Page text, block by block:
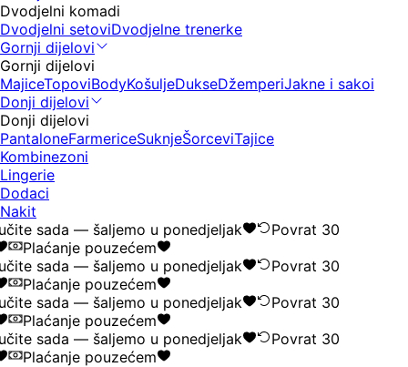
Dvodjelni komadi
Dvodjelni setoviDvodjelne trenerke
Gornji dijelovi
Gornji dijelovi
MajiceTopoviBodyKošuljeDukseDžemperiJakne i sakoi
Donji dijelovi
Donji dijelovi
PantaloneFarmericeSuknjeŠorceviTajice
Kombinezoni
Lingerie
Dodaci
Nakit
sada — šaljemo u ponedjeljak
Povrat 30
Plaćanje pouzećem
sada — šaljemo u ponedjeljak
Povrat 30
Plaćanje pouzećem
sada — šaljemo u ponedjeljak
Povrat 30
Plaćanje pouzećem
sada — šaljemo u ponedjeljak
Povrat 30
Plaćanje pouzećem